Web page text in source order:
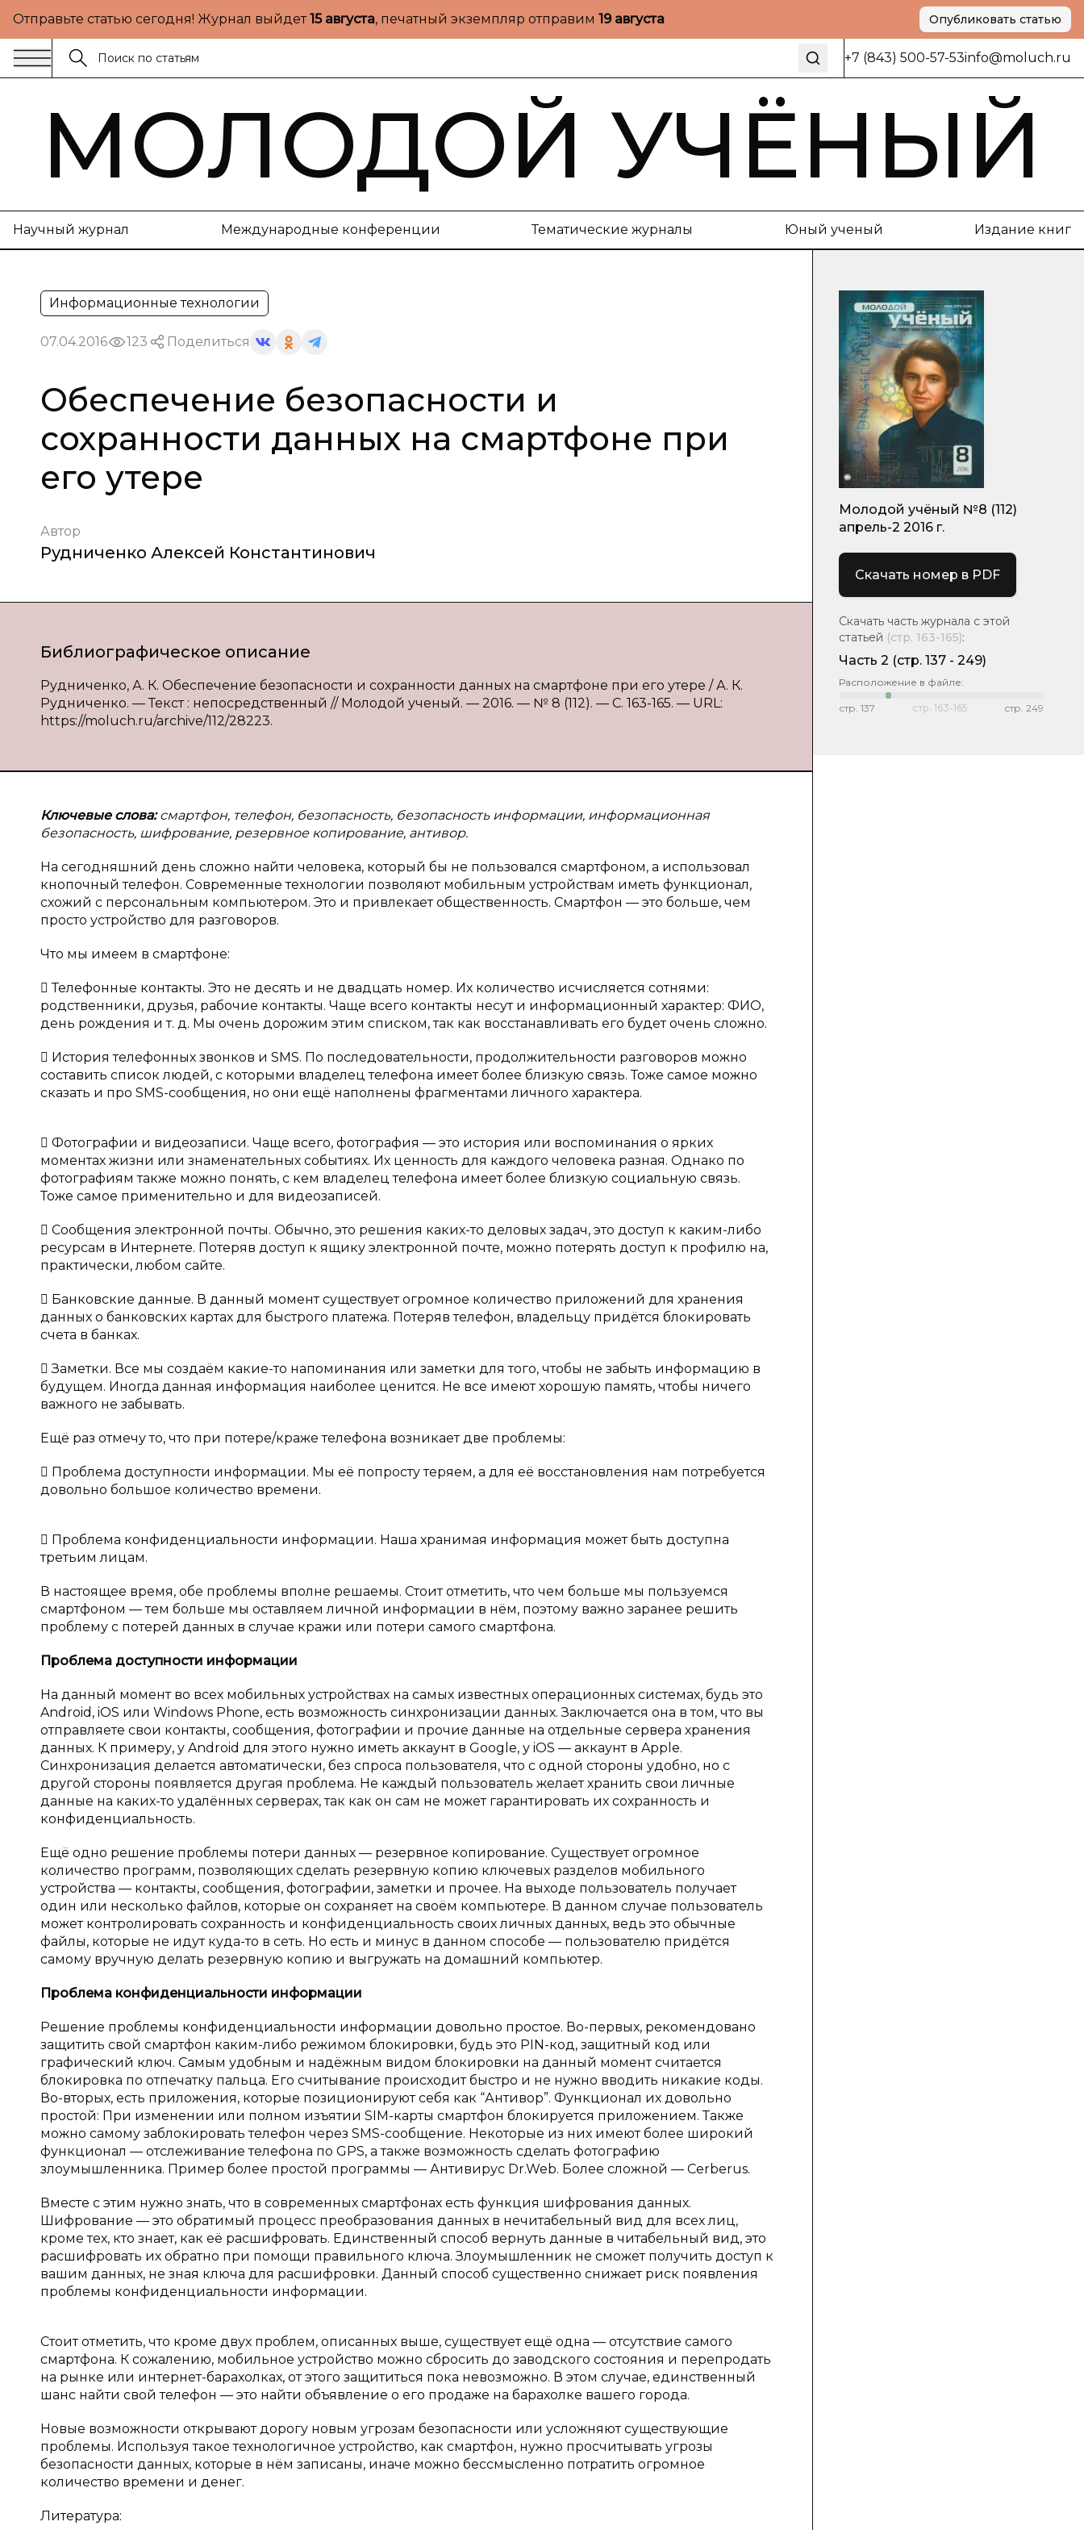
Отправьте статью сегодня! Журнал выйдет15 августа, печатный экземпляр отправим 19 августа Опубликовать статью
+7 (843) 500-57-53info@moluch.ru
МОЛОДОЙ УЧЁНЫЙ
Научный журнал Международные конференции Тематические журналы Юный ученый Издание книг
Информационные технологии
07.04.2016 123 Поделиться
Обеспечение безопасности и
сохранности данных на смартфоне при
его утере
Автор
Рудниченко Алексей Константинович
Библиографическое описание
Рудниченко, А. К. Обеспечение безопасности и сохранности данных на смартфоне при его утере / А. К.
Рудниченко. — Текст : непосредственный // Молодой ученый. — 2016. — № 8 (112). — С. 163-165. — URL:
https://moluch.ru/archive/112/28223.
Ключевые слова:смартфон, телефон, безопасность, безопасность информации, информационная
безопасность, шифрование, резервное копирование, антивор.
На сегодняшний день сложно найти человека, который бы не пользовался смартфоном, а использовал
кнопочный телефон. Современные технологии позволяют мобильным устройствам иметь функционал,
схожий с персональным компьютером. Это и привлекает общественность. Смартфон — это больше, чем
просто устройство для разговоров.
Что мы имеем в смартфоне:
 Телефонные контакты. Это не десять и не двадцать номер. Их количество исчисляется сотнями:
родственники, друзья, рабочие контакты. Чаще всего контакты несут и информационный характер: ФИО,
день рождения и т. д. Мы очень дорожим этим списком, так как восстанавливать его будет очень сложно.
 История телефонных звонков и SMS. По последовательности, продолжительности разговоров можно
составить список людей, с которыми владелец телефона имеет более близкую связь. Тоже самое можно
сказать и про SMS-сообщения, но они ещё наполнены фрагментами личного характера.
 Фотографии и видеозаписи. Чаще всего, фотография — это история или воспоминания о ярких
моментах жизни или знаменательных событиях. Их ценность для каждого человека разная. Однако по
фотографиям также можно понять, с кем владелец телефона имеет более близкую социальную связь.
Тоже самое применительно и для видеозаписей.
 Сообщения электронной почты. Обычно, это решения каких-то деловых задач, это доступ к каким-либо
ресурсам в Интернете. Потеряв доступ к ящику электронной почте, можно потерять доступ к профилю на,
практически, любом сайте.
 Банковские данные. В данный момент существует огромное количество приложений для хранения
данных о банковских картах для быстрого платежа. Потеряв телефон, владельцу придётся блокировать
счета в банках.
 Заметки. Все мы создаём какие-то напоминания или заметки для того, чтобы не забыть информацию в
будущем. Иногда данная информация наиболее ценится. Не все имеют хорошую память, чтобы ничего
важного не забывать.
Ещё раз отмечу то, что при потере/краже телефона возникает две проблемы:
 Проблема доступности информации. Мы её попросту теряем, а для её восстановления нам потребуется
довольно большое количество времени.
 Проблема конфиденциальности информации. Наша хранимая информация может быть доступна
третьим лицам.
В настоящее время, обе проблемы вполне решаемы. Стоит отметить, что чем больше мы пользуемся
смартфоном — тем больше мы оставляем личной информации в нём, поэтому важно заранее решить
проблему с потерей данных в случае кражи или потери самого смартфона.
Проблема доступности информации
На данный момент во всех мобильных устройствах на самых известных операционных системах, будь это
Android, iOS или Windows Phone, есть возможность синхронизации данных. Заключается она в том, что вы
отправляете свои контакты, сообщения, фотографии и прочие данные на отдельные сервера хранения
данных. К примеру, у Android для этого нужно иметь аккаунт в Google, у iOS — аккаунт в Apple.
Синхронизация делается автоматически, без спроса пользователя, что с одной стороны удобно, но с
другой стороны появляется другая проблема. Не каждый пользователь желает хранить свои личные
данные на каких-то удалённых серверах, так как он сам не может гарантировать их сохранность и
конфиденциальность.
Ещё одно решение проблемы потери данных — резервное копирование. Существует огромное
количество программ, позволяющих сделать резервную копию ключевых разделов мобильного
устройства — контакты, сообщения, фотографии, заметки и прочее. На выходе пользователь получает
один или несколько файлов, которые он сохраняет на своём компьютере. В данном случае пользователь
может контролировать сохранность и конфиденциальность своих личных данных, ведь это обычные
файлы, которые не идут куда-то в сеть. Но есть и минус в данном способе — пользователю придётся
самому вручную делать резервную копию и выгружать на домашний компьютер.
Проблема конфиденциальности информации
Решение проблемы конфиденциальности информации довольно простое. Во-первых, рекомендовано
защитить свой смартфон каким-либо режимом блокировки, будь это PIN-код, защитный код или
графический ключ. Самым удобным и надёжным видом блокировки на данный момент считается
блокировка по отпечатку пальца. Его считывание происходит быстро и не нужно вводить никакие коды.
Во-вторых, есть приложения, которые позиционируют себя как “Антивор”. Функционал их довольно
простой: При изменении или полном изъятии SIM-карты смартфон блокируется приложением. Также
можно самому заблокировать телефон через SMS-сообщение. Некоторые из них имеют более широкий
функционал — отслеживание телефона по GPS, а также возможность сделать фотографию
злоумышленника. Пример более простой программы — Антивирус Dr.Web. Более сложной — Cerberus.
Вместе с этим нужно знать, что в современных смартфонах есть функция шифрования данных.
Шифрование — это обратимый процесс преобразования данных в нечитабельный вид для всех лиц,
кроме тех, кто знает, как её расшифровать. Единственный способ вернуть данные в читабельный вид, это
расшифровать их обратно при помощи правильного ключа. Злоумышленник не сможет получить доступ к
вашим данных, не зная ключа для расшифровки. Данный способ существенно снижает риск появления
проблемы конфиденциальности информации.
Стоит отметить, что кроме двух проблем, описанных выше, существует ещё одна — отсутствие самого
смартфона. К сожалению, мобильное устройство можно сбросить до заводского состояния и перепродать
на рынке или интернет-барахолках, от этого защититься пока невозможно. В этом случае, единственный
шанс найти свой телефон — это найти объявление о его продаже на барахолке вашего города.
Новые возможности открывают дорогу новым угрозам безопасности или усложняют существующие
проблемы. Используя такое технологичное устройство, как смартфон, нужно просчитывать угрозы
безопасности данных, которые в нём записаны, иначе можно бессмысленно потратить огромное
количество времени и денег.
Литература:
Молодой учёный №8 (112)
апрель-2 2016 г.
Скачать номер в PDF
Скачать часть журнала с этой
статьей (стр. 163-165):
Часть 2 (cтр. 137 - 249)
Расположение в файле:
стр. 137 стр. 163-165 стр. 249